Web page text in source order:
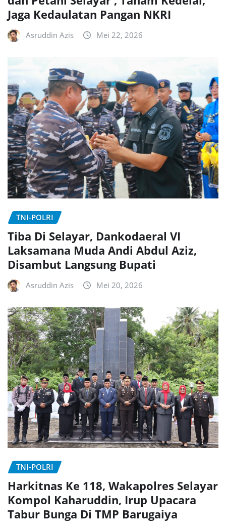
Jaga Kedaulatan Pangan NKRI
Asruddin Azis Mei 22, 2026
TNI-POLRI
Tiba Di Selayar, Dankodaeral VI
Laksamana Muda Andi Abdul Aziz,
Disambut Langsung Bupati
Asruddin Azis Mei 20, 2026
TNI-POLRI
Harkitnas Ke 118, Wakapolres Selayar
Kompol Kaharuddin, Irup Upacara
Tabur Bunga Di TMP Barugaiya